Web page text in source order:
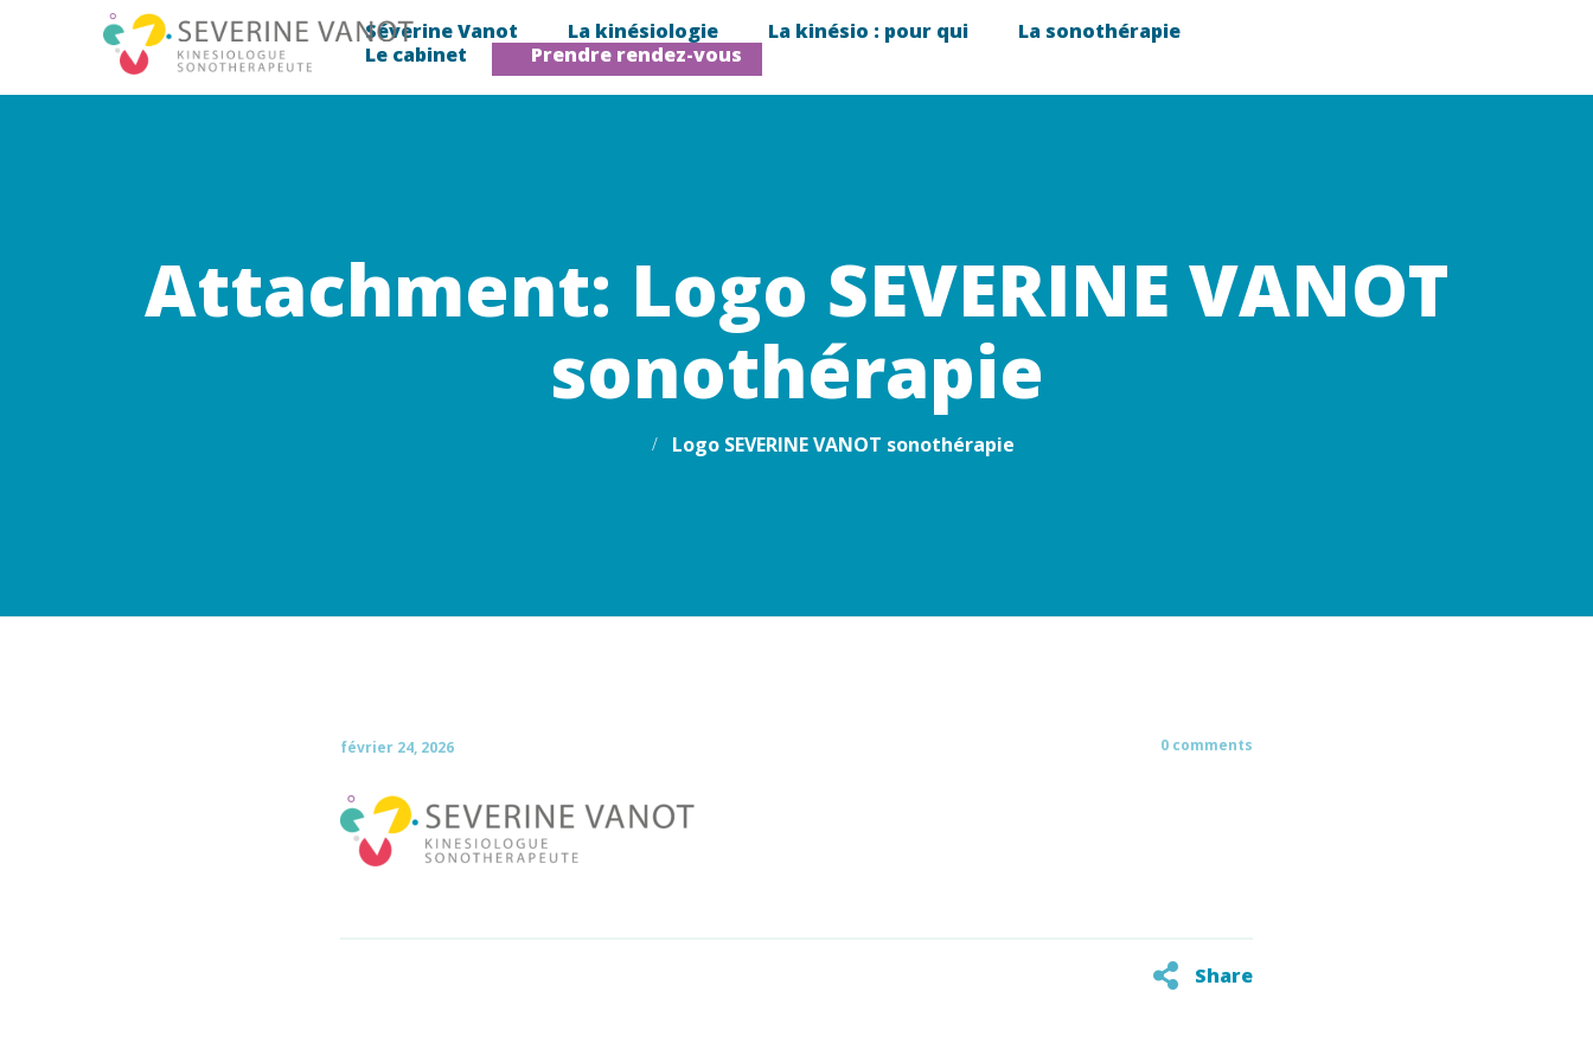
Séverine Vanot La kinésiologie La kinésio : pour qui
La sonothérapie
Le cabinet
Prendre rendez-vous
Attachment: Logo SEVERINE VANOT
sonothérapie
Logo SEVERINE VANOT sonothérapie
février 24, 2026 0 comments
Share